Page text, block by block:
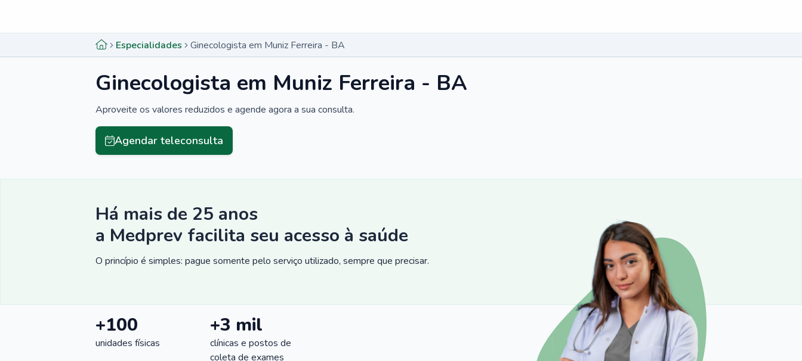
Especialidades Ginecologista em Muniz Ferreira - BA
Ginecologista em Muniz Ferreira - BA
Aproveite os valores reduzidos e agende agora a sua consulta.
Agendar teleconsulta
Há mais de 25 anos
a Medprev facilita seu acesso à saúde
O princípio é simples: pague somente pelo serviço utilizado, sempre que precisar.
+100
unidades físicas
+3 mil
clínicas e postos de
coleta de exames